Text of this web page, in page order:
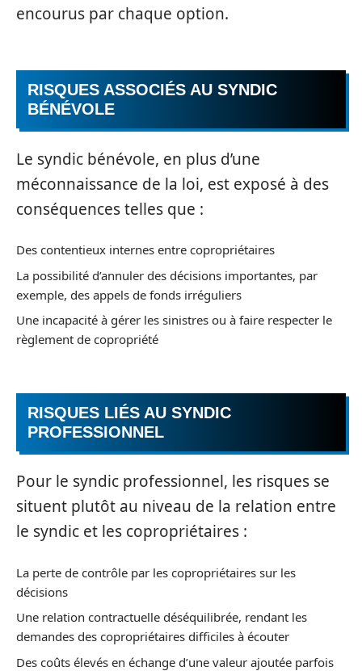
encourus par chaque option.
RISQUES ASSOCIÉS AU SYNDIC
BÉNÉVOLE
Le syndic bénévole, en plus d’une
méconnaissance de la loi, est exposé à des
conséquences telles que :
Des contentieux internes entre copropriétaires
La possibilité d’annuler des décisions importantes, par
exemple, des appels de fonds irréguliers
Une incapacité à gérer les sinistres ou à faire respecter le
règlement de copropriété
RISQUES LIÉS AU SYNDIC
PROFESSIONNEL
Pour le syndic professionnel, les risques se
situent plutôt au niveau de la relation entre
le syndic et les copropriétaires :
La perte de contrôle par les copropriétaires sur les
décisions
Une relation contractuelle déséquilibrée, rendant les
demandes des copropriétaires difficiles à écouter
Des coûts élevés en échange d’une valeur ajoutée parfois